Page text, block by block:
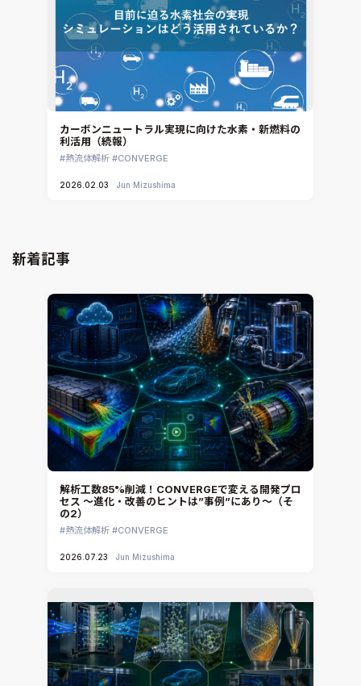
カーボンニュートラル実現に向けた水素・新燃料の
利活用（続報）
熱流体解析 CONVERGE
2026.02.03 Jun Mizushima
新着記事
解析工数85%削減！CONVERGEで変える開発プロ
セス ～進化・改善のヒントは”事例”にあり～（そ
の2）
熱流体解析 CONVERGE
2026.07.23 Jun Mizushima